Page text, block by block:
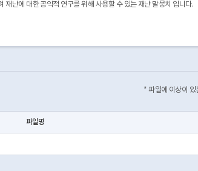
재난에 대한 공익적 연구를 위해 사용할 수 있는 재난 말뭉치 입니다.
* 파일에 이상이 있
파일명